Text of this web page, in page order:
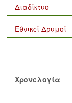
Διαδίκτυο
Εθνικοί Δρυμοί
Χρονολογία